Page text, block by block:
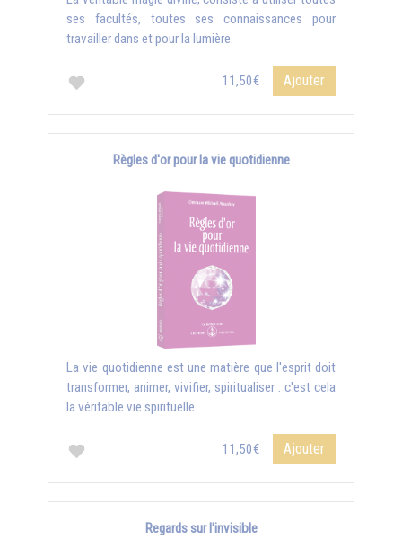
ses facultés, toutes ses connaissances pour
travailler dans et pour la lumière.
11,50€ Ajouter
Règles d'or pour la vie quotidienne
La vie quotidienne est une matière que l'esprit doit
transformer, animer, vivifier, spiritualiser : c'est cela
la véritable vie spirituelle.
11,50€ Ajouter
Regards sur l'invisible